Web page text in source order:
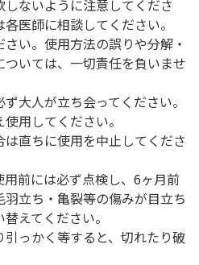
ないように注意してくださ
医師に相談してください。
い。使用方法の誤りや分解・
いては、一切責任を負いませ
大人が立ち会ってください。
用してください。
直ちに使用を中止してくださ
前には必ず点検し、6ヶ月前
立ち・亀裂等の傷みが目立ち
えてください。
っかく等すると、切れたり破